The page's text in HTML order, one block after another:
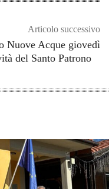
Articolo successivo
Nuove Acque giovedì
del Santo Patrono